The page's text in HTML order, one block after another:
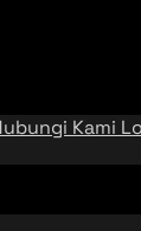
Kami